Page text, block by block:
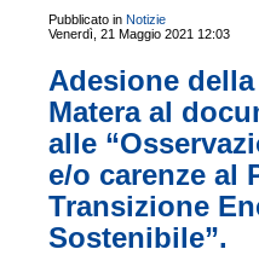
Pubblicato in Notizie
Venerdì, 21 Maggio 2021 12:03
Adesione
Matera al
alle
e/o carenze al
Transizione
Sostenibile”.